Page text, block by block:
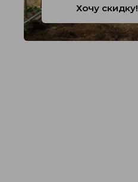
Хочу скидку!